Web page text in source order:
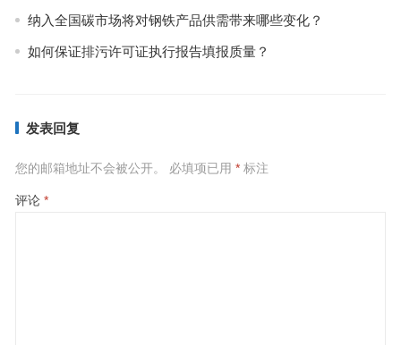
纳入全国碳市场将对钢铁产品供需带来哪些变化？
如何保证排污许可证执行报告填报质量？
发表回复
您的邮箱地址不会被公开。 必填项已用 *标注
评论 *